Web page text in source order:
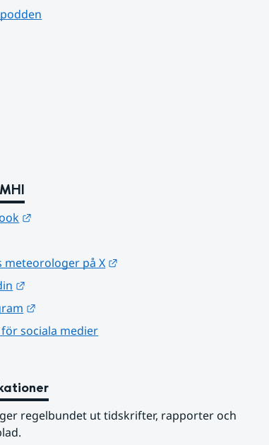
meteorologer på X
för sociala medier
regelbundet ut tidskrifter, rapporter och